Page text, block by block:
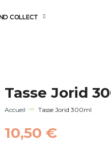
COLLECT
Tasse Jorid
Accueil Tasse Jorid 300ml
10,50 €